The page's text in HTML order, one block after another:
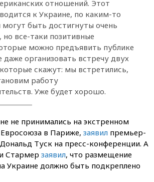
отношений. Этот
к Украине, по каким-то
могут быть достигнуты очень
но все-таки позитивные
можно предъявить публике
организовать встречу двух
скажут: мы встретились,
работу
Уже будет хорошо.
не принимались на экстренном
в Париже, заявил премьер-
Туск на пресс-конференции. А
Стармер заявил, что размещение
Украине должно быть подкреплено